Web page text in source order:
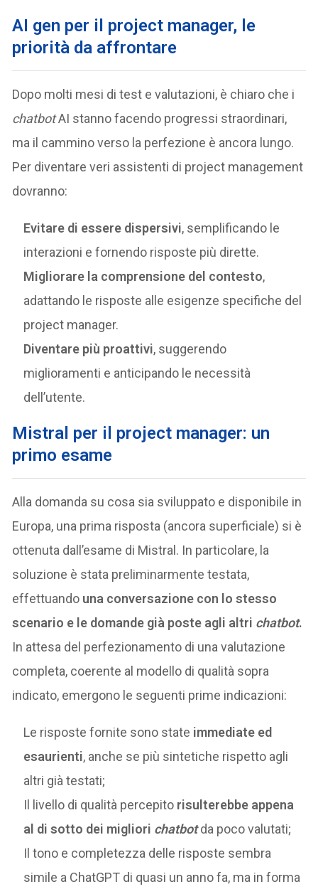
AI gen per il project manager, le
priorità da affrontare
Dopo molti mesi di test e valutazioni, è chiaro che i
chatbotAI stanno facendo progressi straordinari,
ma il cammino verso la perfezione è ancora lungo.
Per diventare veri assistenti di project management
dovranno:
Evitare di essere dispersivi, semplificando le
interazioni e fornendo risposte più dirette.
Migliorare la comprensione del contesto,
adattando le risposte alle esigenze specifiche del
project manager.
Diventare più proattivi, suggerendo
miglioramenti e anticipando le necessità
dell’utente.
Mistral per il project manager: un
primo esame
Alla domanda su cosa sia sviluppato e disponibile in
Europa, una prima risposta (ancora superficiale) si è
ottenuta dall’esame di Mistral. In particolare, la
soluzione è stata preliminarmente testata,
effettuando una conversazione con lo stesso
scenario e le domande già poste agli altri chatbot.
In attesa del perfezionamento di una valutazione
completa, coerente al modello di qualità sopra
indicato, emergono le seguenti prime indicazioni:
Le risposte fornite sono state immediate ed
esaurienti, anche se più sintetiche rispetto agli
altri già testati;
Il livello di qualità percepito risulterebbe appena
al di sotto dei migliori chatbot da poco valutati;
Il tono e completezza delle risposte sembra
simile a ChatGPT di quasi un anno fa, ma in forma